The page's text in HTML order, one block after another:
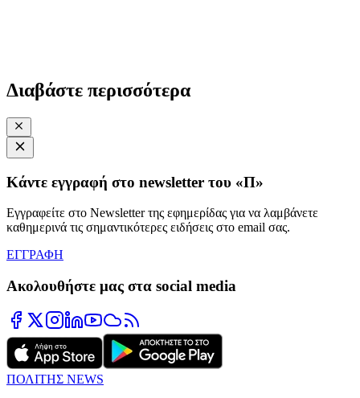
Διαβάστε περισσότερα
Κάντε εγγραφή στο newsletter του «Π»
Εγγραφείτε στο Newsletter της εφημερίδας για να λαμβάνετε
καθημερινά τις σημαντικότερες ειδήσεις στο email σας.
ΕΓΓΡΑΦΗ
Ακολουθήστε μας στα social media
ΠΟΛΙΤΗΣ NEWS